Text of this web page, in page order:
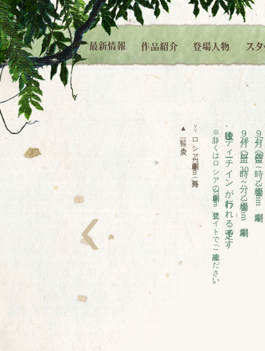
９月
27
20
時～／会場
:35mm
９月
28
12
30
分～／会場
:35mm
上映後、ティーチインが行われる予定です。
※詳しくはロシアの劇場「
35mm
」公式サイトでご確認ください。
>>
ロシア劇場「
35mm
▲
一覧に戻る